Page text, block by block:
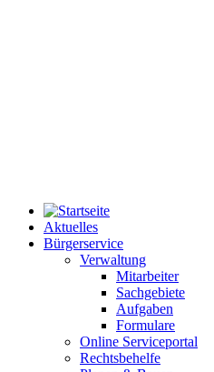
Aktuelles
Bürgerservice
Verwaltung
Mitarbeiter
Sachgebiete
Aufgaben
Formulare
Online Serviceportal
Rechtsbehelfe